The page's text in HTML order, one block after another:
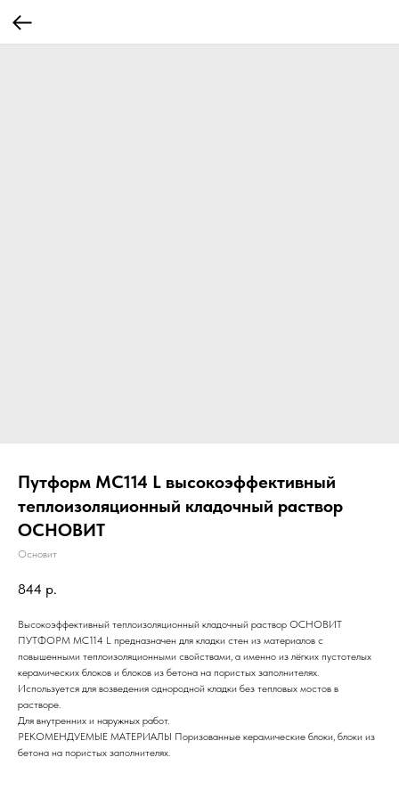
Путформ MC114 L высокоэффективный
теплоизоляционный кладочный раствор
ОСНОВИТ
Основит
844 р.
Высокоэффективный теплоизоляционный кладочный раствор ОСНОВИТ
ПУТФОРМ MC114 L предназначен для кладки стен из материалов с
повышенными теплоизоляционными свойствами, а именно из лёгких пустотелых
керамических блоков и блоков из бетона на пористых заполнителях.
Используется для возведения однородной кладки без тепловых мостов в
растворе.
Для внутренних и наружных работ.
РЕКОМЕНДУЕМЫЕ МАТЕРИАЛЫ Поризованные керамические блоки, блоки из
бетона на пористых заполнителях.